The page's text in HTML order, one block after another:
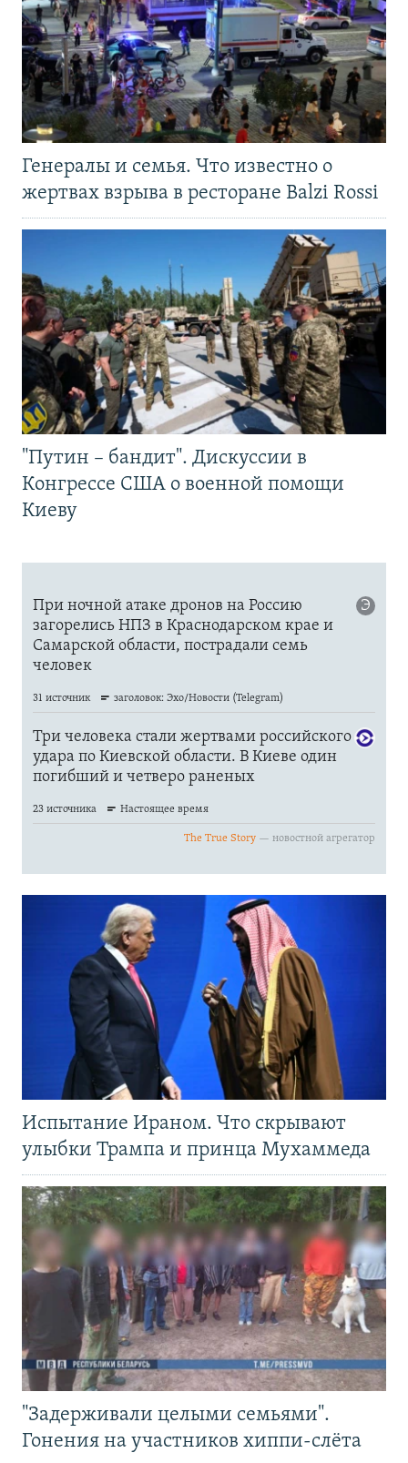
Генералы и семья. Что известно о
жертвах взрыва в ресторане Balzi Rossi
"Путин – бандит". Дискуссии в
Конгрессе США о военной помощи
Киеву
Испытание Ираном. Что скрывают
улыбки Трампа и принца Мухаммеда
"Задерживали целыми семьями".
Гонения на участников хиппи-слёта